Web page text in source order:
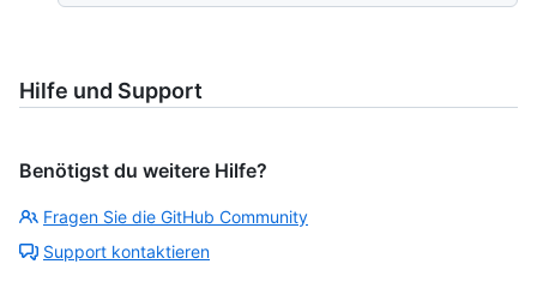
Hilfe und Support
Benötigst du weitere Hilfe?
Fragen Sie die GitHub Community
Support kontaktieren